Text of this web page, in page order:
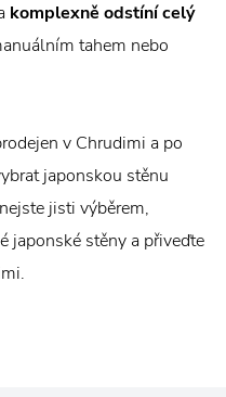
komplexně odstíní celý
tahem nebo
v Chrudimi a po
japonskou stěnu
jisti výběrem,
japonské stěny a přiveďte